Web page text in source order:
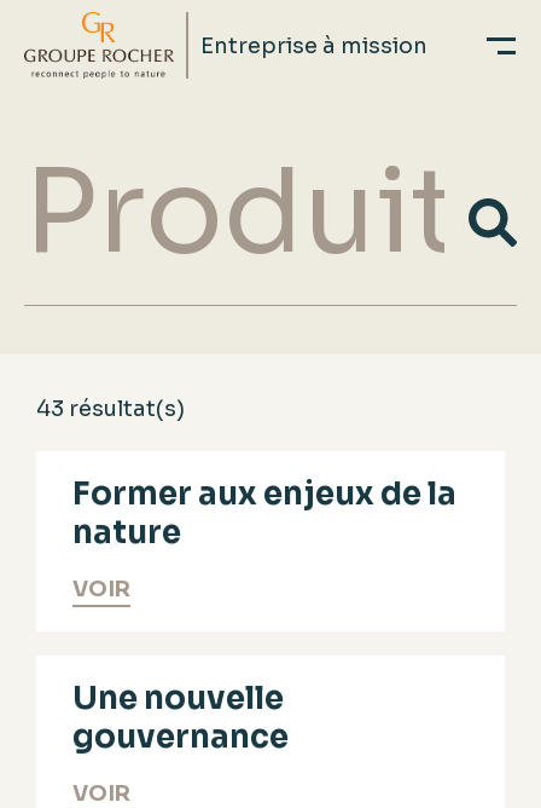
contenu
principal
Entreprise à mission
APPLY
43 résultat(s)
Former aux enjeux de la
nature
VOIR
Une nouvelle
gouvernance
VOIR